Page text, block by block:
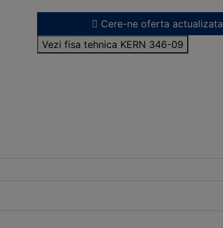
Cere-ne oferta actualizata
Vezi fisa tehnica KERN 346-09